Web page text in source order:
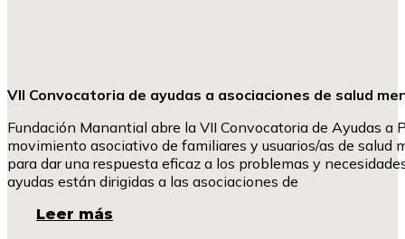
VII Convocatoria de ayudas a asociaciones de salud
Fundación Manantial abre la VII Convocatoria de Ayudas
movimiento asociativo de familiares y usuarios/as de
para dar una respuesta eficaz a los problemas y
ayudas están dirigidas a las asociaciones de
Leer más